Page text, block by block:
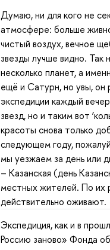
Думаю, ни для кого не
атмосфере: больше
чистый воздух, вечное
звезды лучше видно. Так
несколько планет, а
ещё и Сатурн, но увы, он
экспедиции каждый
звезд, но и таким вот
красоты снова только
следующем году,
мы уезжаем за день или
– Казанская (день
местных жителей. По их
действительно оживают.
Экспедиция, как и в
Россию заново» Фонда